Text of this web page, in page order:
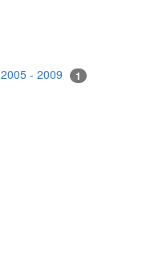
2005 - 2009 1